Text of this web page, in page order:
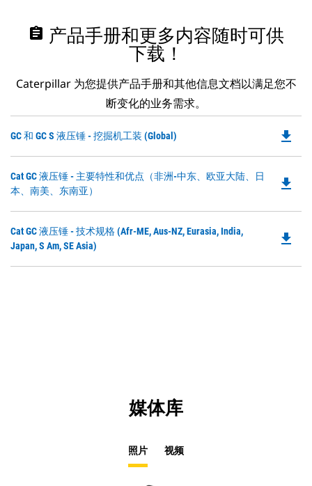
assignment 产品手册和更多内容随时可供
下载！
Caterpillar 为您提供产品手册和其他信息文档以满足您不
断变化的业务需求。
GC 和 GC S 液压锤 - 挖掘机工装 (Global) file_download
Cat GC 液压锤 - 主要特性和优点（非洲-中东、欧亚大陆、日
本、南美、东南亚）
file_download
Cat GC 液压锤 - 技术规格 (Afr-ME, Aus-NZ, Eurasia, India,
Japan, S Am, SE Asia)
file_download
媒体库
照片 视频